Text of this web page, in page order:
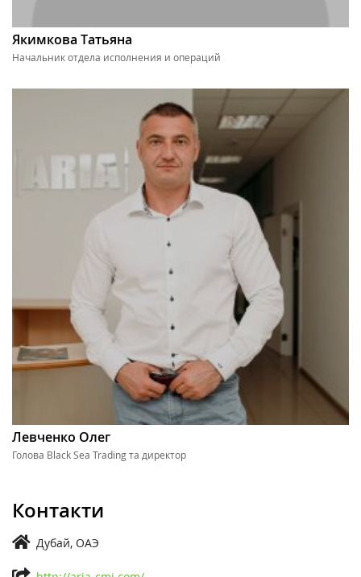
Якимкова Татьяна
Начальник отдела исполнения и операций
Левченко Олег
Голова Black Sea Trading та директор
Контакти
Дубай, ОАЭ